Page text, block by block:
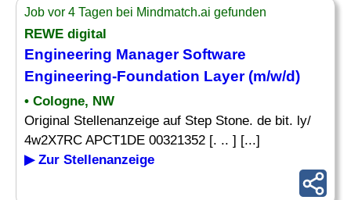
Job vor 4 Tagen bei Mindmatch.ai gefunden
REWE digital
Engineering ManagerSoftware
Engineering-Foundation Layer (m/w/d)
• Cologne, NW
Original Stellenanzeige auf Step Stone. de bit. ly/
4w2X7RC APCT1DE 00321352 [. .. ] [...]
▶ Zur Stellenanzeige